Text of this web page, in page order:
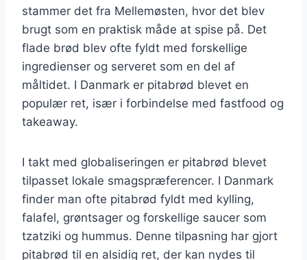
stammer det fra Mellemøsten, hvor det blev
brugt som en praktisk måde at spise på. Det
flade brød blev ofte fyldt med forskellige
ingredienser og serveret som en del af
måltidet. I Danmark er pitabrød blevet en
populær ret, især i forbindelse med fastfood og
takeaway.
I takt med globaliseringen er pitabrød blevet
tilpasset lokale smagspræferencer. I Danmark
finder man ofte pitabrød fyldt med kylling,
falafel, grøntsager og forskellige saucer som
tzatziki og hummus. Denne tilpasning har gjort
pitabrød til en alsidig ret, der kan nydes til